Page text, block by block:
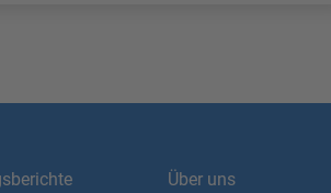
Über uns